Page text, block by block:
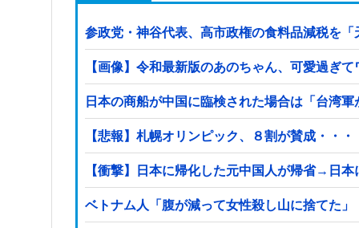
参政党・神谷代表、高市政権の食料品減税を
【画像】令和最新版のあのちゃん、可愛過ぎ
日本の商船が中国に臨検された場合は「台湾
【悲報】札幌オリンピック、８割が賛成・・・
【衝撃】日本に帰化した元中国人が帰省→日
ベトナム人「腹が減って女性殺し山に捨てた」